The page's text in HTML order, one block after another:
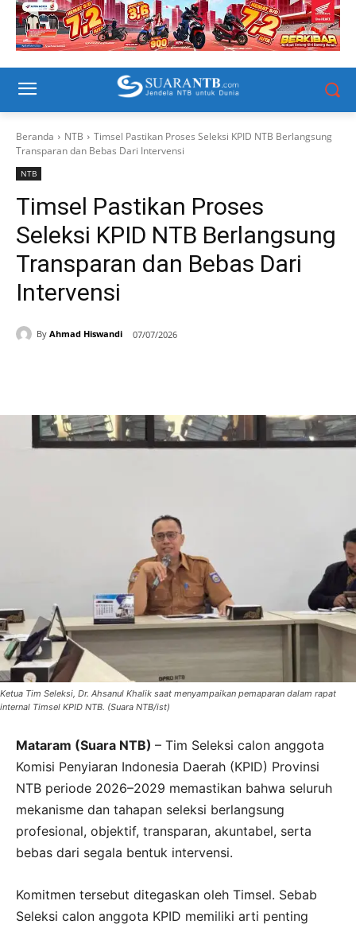
Beranda NTB
Timsel Pastikan Proses Seleksi KPID NTB Berlangsung
Transparan dan Bebas Dari Intervensi
NTB
Timsel Pastikan Proses
Seleksi KPID NTB Berlangsung
Transparan dan Bebas Dari
Intervensi
By Ahmad Hiswandi 07/07/2026
Ketua Tim Seleksi, Dr. Ahsanul Khalik saat menyampaikan pemaparan dalam rapat
internal Timsel KPID NTB. (Suara NTB/ist)
Mataram (Suara NTB) – Tim Seleksi calon anggota
Komisi Penyiaran Indonesia Daerah (KPID) Provinsi
NTB periode 2026–2029 memastikan bahwa seluruh
mekanisme dan tahapan seleksi berlangsung
profesional, objektif, transparan, akuntabel, serta
bebas dari segala bentuk intervensi.
Komitmen tersebut ditegaskan oleh Timsel. Sebab
Seleksi calon anggota KPID memiliki arti penting